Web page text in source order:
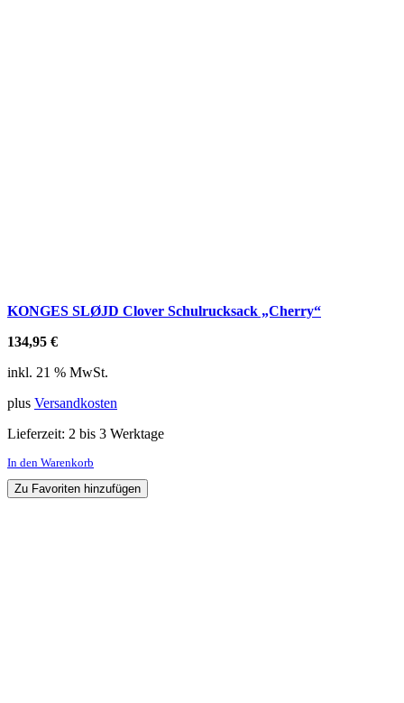
KONGES SLØJD Clover Schulrucksack „Cherry“
134,95 €
inkl. 21 % MwSt.
plus Versandkosten
Lieferzeit: 2 bis 3 Werktage
In den Warenkorb
Zu Favoriten hinzufügen